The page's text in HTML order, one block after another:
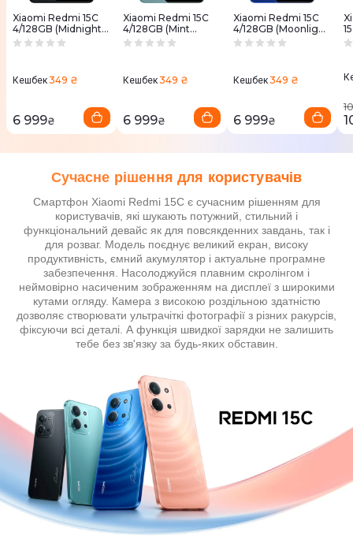
Xiaomi Redmi 15C
4/128GB (Midnight
Black)
Кешбек349 ₴
6 999₴
Xiaomi Redmi 15C
4/128GB (Mint
Green)
Кешбек349 ₴
6 999₴
Xiaomi Redmi 15C
4/128GB (Moonlight
Blue)
Кешбек349 ₴
6 999₴
Сучасне рішення для користувачів
Смартфон Xiaomi Redmi 15C є сучасним рішенням для
користувачів, які шукають потужний, стильний і
функціональний девайс як для повсякденних завдань, так і
для розваг. Модель поєднує великий екран, високу
продуктивність, ємний акумулятор і актуальне програмне
забезпечення. Насолоджуйся плавним скролінгом і
неймовірно насиченим зображенням на дисплеї з широкими
кутами огляду. Камера з високою роздільною здатністю
дозволяє створювати ультрачіткі фотографії з різних ракурсів,
фіксуючи всі деталі. А функція швидкої зарядки не залишить
тебе без зв'язку за будь-яких обставин.